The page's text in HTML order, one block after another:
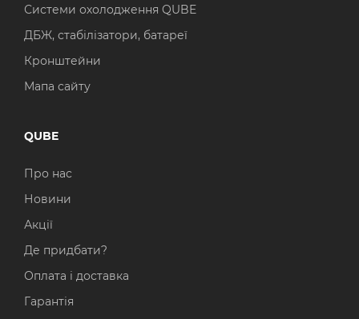
Системи охолодження QUBE
ДБЖ, стабілізатори, батареї
Кронштейни
Мапа сайту
QUBE
Про нас
Новини
Акції
Де придбати?
Оплата і доставка
Гарантія